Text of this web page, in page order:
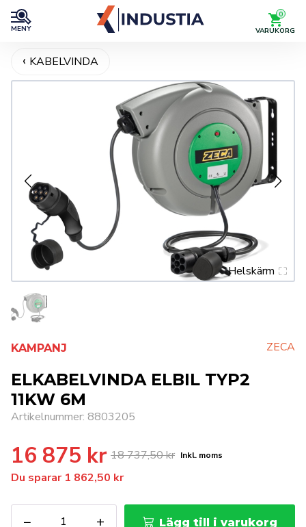
MENY
0
VARUKORG
KABELVINDA
Helskärm
KAMPANJ ZECA
ELKABELVINDA ELBIL TYP2
11KW 6M
Artikelnummer: 8803205
18 737,50kr
Det
ursprungliga
priset
16 875 kr
Det
nuvarande
priset
Inkl. moms
Du sparar 1 862,50 kr
− + Lägg till i varukorg